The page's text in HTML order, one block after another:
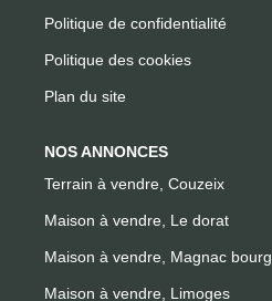
Politique de confidentialité
Politique des cookies
Plan du site
NOS ANNONCES
Terrain à vendre, Couzeix
Maison à vendre, Le dorat
Maison à vendre, Magnac bourg
Maison à vendre, Limoges